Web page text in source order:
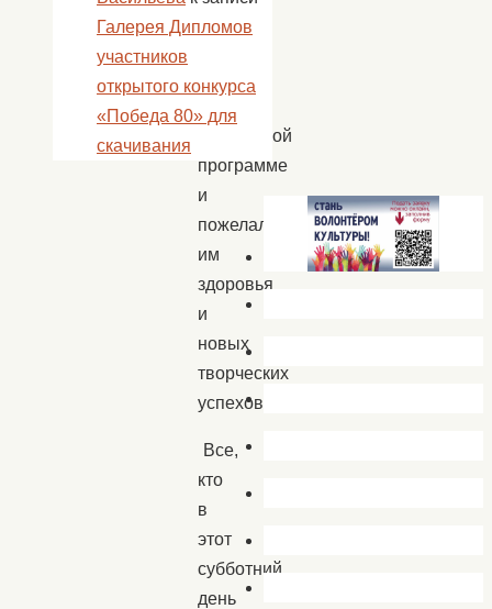
концертной
программе
и
пожелала
им
здоровья
и
новых
творческих
успехов.
Все,
кто
в
этот
субботний
день
Галерея Дипломов
участников
открытого конкурса
«Победа 80» для
скачивания